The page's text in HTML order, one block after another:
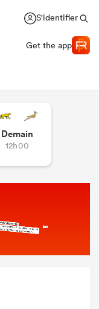
S'identifier
Get the app
Demain
12h00